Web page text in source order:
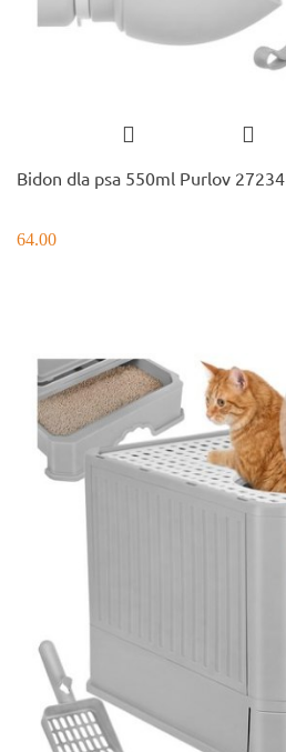
Bidon dla psa 550ml Purlov 27234
64.00